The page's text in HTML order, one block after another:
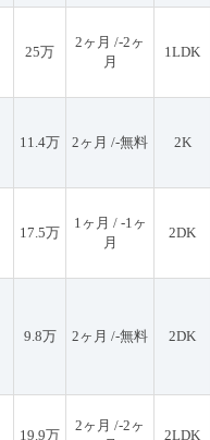
25万
2ヶ月 /-2ヶ
月
1LDK
11.4万 2ヶ月 /-無料 2K
17.5万
1ヶ月 / -1ヶ
月
2DK
9.8万 2ヶ月 /-無料 2DK
19.9万
2ヶ月 /-2ヶ
2LDK